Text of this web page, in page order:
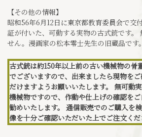
【その他の情報】
昭和56年6月12日に東京都教育委員会で交
証が付いた、可動する実物の古式銃です。
せん。漫画家の松本零士先生の旧蔵品です。
古式銃は約150年以上前の古い機械物の骨
でございますので、出来ましたら現物を
だけますようお願いいたします。 無可動
機械物ですので、作動や仕上げの確認を
勧めいたします。 通信販売でのご購入を
像を十分ご確認いただいた上でご注文くだ